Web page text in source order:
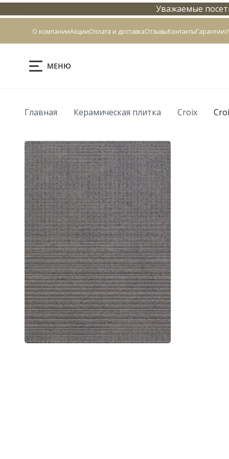
Контакты
Уважаемые
О компанииАкцииОплата и доставкаОтзывыКонтактыГарантии
МЕНЮ
Главная Керамическая плитка Croix